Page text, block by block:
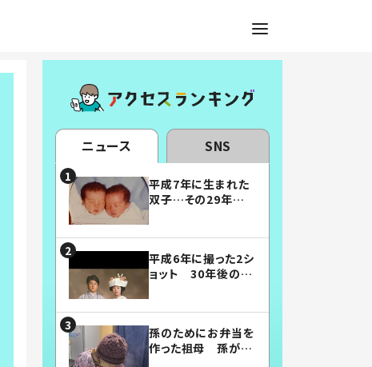
ニュース SNS
平成7年に生まれた
双子…その29年後
平成6年に撮った2シ
ョット 30年後の姿
孫のためにお弁当を
作った祖母 孫が絶